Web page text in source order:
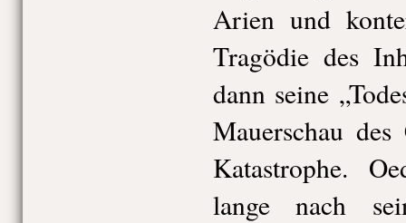
Arien und
Tragödie des
dann seine
Mauerschau
Katastrophe.
lange nach